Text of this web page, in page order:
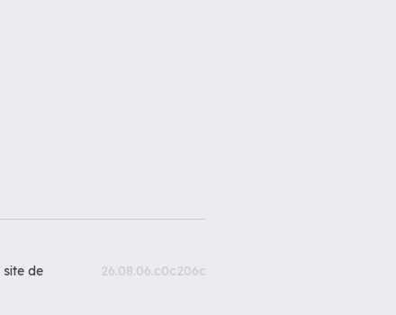
site de
26.08.06.c0c206c